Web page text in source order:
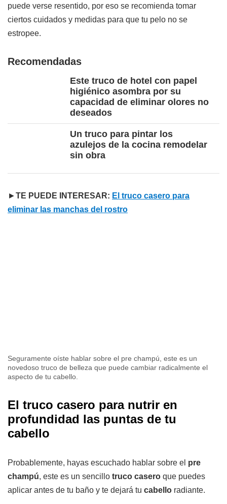
puede verse resentido, por eso se recomienda tomar
ciertos cuidados y medidas para que tu pelo no se
estropee.
Recomendadas
Este truco de hotel con papel
higiénico asombra por su
capacidad de eliminar olores no
deseados
Un truco para pintar los
azulejos de la cocina remodelar
sin obra
►TE PUEDE INTERESAR: El truco casero para
eliminar las manchas del rostro
Seguramente oíste hablar sobre el pre champú, este es un
novedoso truco de belleza que puede cambiar radicalmente el
aspecto de tu cabello.
El truco casero para nutrir en
profundidad las puntas de tu
cabello
Probablemente, hayas escuchado hablar sobre el pre
champú, este es un sencillo truco casero que puedes
aplicar antes de tu baño y te dejará tu cabello radiante.